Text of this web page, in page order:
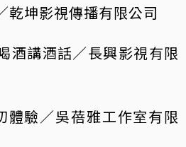
乾坤影視傳播有限公司
酒講酒話／長興影視有限
體驗／吳蓓雅工作室有限